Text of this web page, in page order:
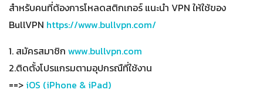
สำหรับคนที่ต้องการโหลดสติกเกอร์ แนะนำ VPN ให้ใช้ของ
BullVPN https://www.bullvpn.com/
1. สมัครสมาชิก www.bullvpn.com
2.ติดตั้งโปรแกรมตามอุปกรณืที่ใช้งาน
==> iOS (iPhone & iPad)